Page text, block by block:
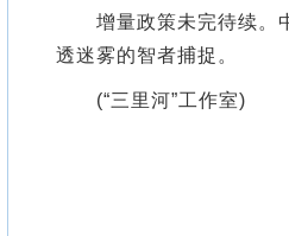
增量政策未完待续。中
透迷雾的智者捕捉。
(“三里河”工作室)